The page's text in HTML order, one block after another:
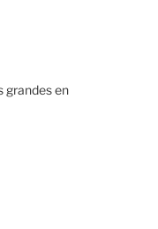
grandes en